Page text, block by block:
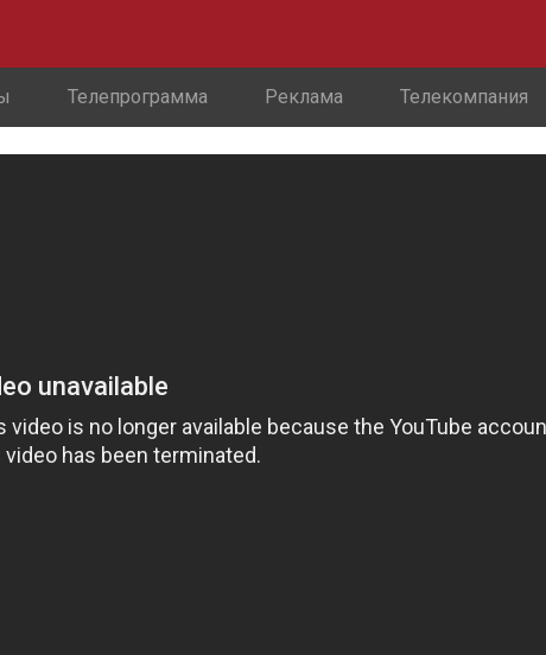
Телепрограмма Реклама Телекомпания